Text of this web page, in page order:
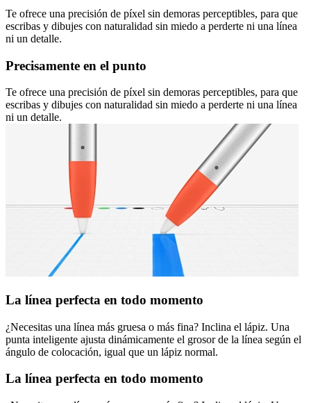
Te ofrece una precisión de píxel sin demoras perceptibles, para que
escribas y dibujes con naturalidad sin miedo a perderte ni una línea
ni un detalle.
Precisamente en el punto
Te ofrece una precisión de píxel sin demoras perceptibles, para que
escribas y dibujes con naturalidad sin miedo a perderte ni una línea
ni un detalle.
La línea perfecta en todo momento
¿Necesitas una línea más gruesa o más fina? Inclina el lápiz. Una
punta inteligente ajusta dinámicamente el grosor de la línea según el
ángulo de colocación, igual que un lápiz normal.
La línea perfecta en todo momento